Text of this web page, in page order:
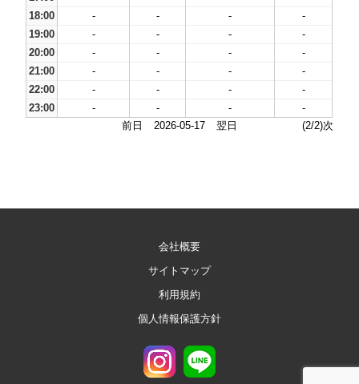
18:00
- - -
-
19:00
- - -
-
20:00
- - -
-
21:00
- - -
-
22:00
- - -
-
23:00
- - -
-
前日
2026-05-17 翌日 (2/2)次
会社概要
サイトマップ
利用規約
個人情報保護方針